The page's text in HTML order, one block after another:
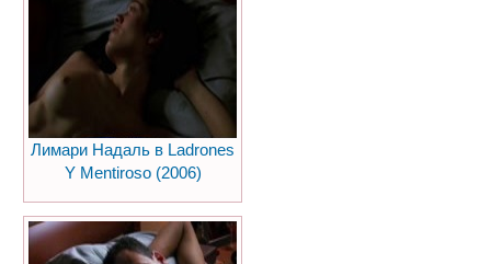
Лимари Надаль в Ladrones
Y Mentiroso (2006)